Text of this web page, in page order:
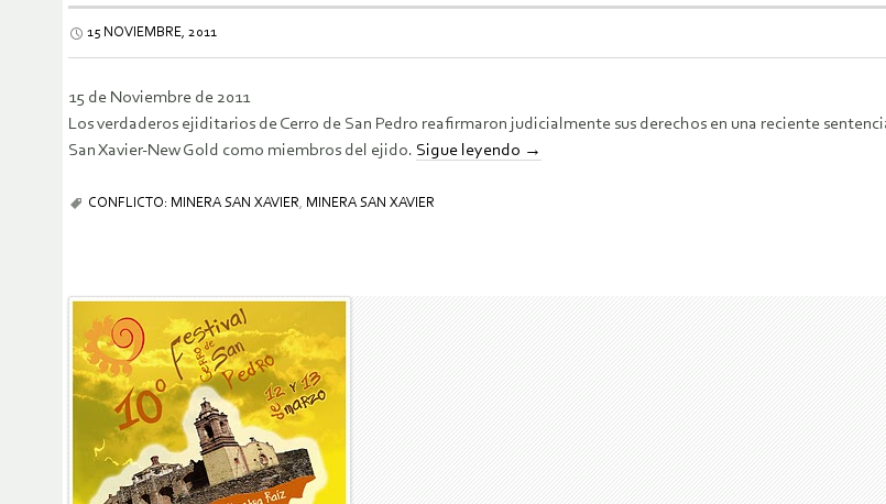
15 NOVIEMBRE, 2011
15 de Noviembre de 2011
Los verdaderos ejiditarios de Cerro de San Pedro reafirmaron judicialmente sus derechos en una reciente
San Xavier-New Gold como miembros del ejido. Sigue leyendo →
CONFLICTO: MINERA SAN XAVIER, MINERA SAN XAVIER